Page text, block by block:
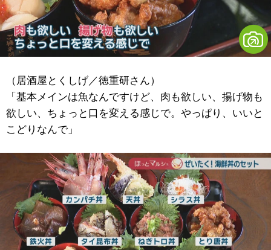
（居酒屋とくしげ／徳重研さん）
「基本メインは魚なんですけど、肉も欲しい、揚げ物も
欲しい、ちょっと口を変える感じで。やっぱり、いいと
こどりなんで」